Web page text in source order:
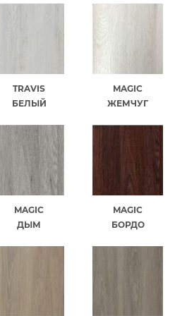
TRAVIS
БЕЛЫЙ
MAGIC
ЖЕМЧУГ
MAGIC
ДЫМ
MAGIC
БОРДО